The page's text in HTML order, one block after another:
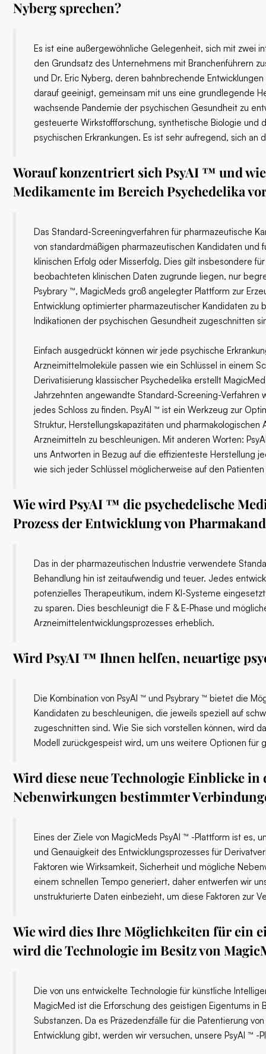
Nyberg sprechen?
Es ist eine außergewöhnliche Gelegenheit, sich mit zwei
den Grundsatz des Unternehmens mit Branchenführern
und Dr. Eric Nyberg, deren bahnbrechende
darauf geeinigt, gemeinsam mit uns eine grundlegende
wachsende Pandemie der psychischen Gesundheit zu
gesteuerte Wirkstoffforschung, synthetische Biologie und
psychischen Erkrankungen. Es ist sehr aufregend, sich
Worauf konzentriert sich PsyAI ™ und
Medikamente im Bereich Psychedelika
Das Standard-Screeningverfahren für pharmazeutische
von standardmäßigen pharmazeutischen Kandidaten
klinischen Erfolg oder Misserfolg. Dies gilt insbesondere
beobachteten klinischen Daten zugrunde liegen, nur
Psybrary ™, MagicMeds groß angelegter Plattform zur
Entwicklung optimierter pharmazeutischer Kandidaten
Indikationen der psychischen Gesundheit zugeschnitten
Einfach ausgedrückt können wir jede psychische
Arzneimittelmoleküle passen wie ein Schlüssel in einem
Derivatisierung klassischer Psychedelika erstellt
Jahrzehnten angewandte Standard-Screening-
jedes Schloss zu finden. PsyAI ™ ist ein Werkzeug zur
Struktur, Herstellungskapazitäten und
Arzneimitteln zu beschleunigen. Mit anderen Worten:
uns Antworten in Bezug auf die effizienteste Herstellung
wie sich jeder Schlüssel möglicherweise auf den
Wie wird PsyAI ™ die psychedelische
Prozess der Entwicklung von
Das in der pharmazeutischen Industrie verwendete
Behandlung hin ist zeitaufwendig und teuer. Jedes
potenzielles Therapeutikum, indem KI-Systeme
zu sparen. Dies beschleunigt die F & E-Phase und
Arzneimittelentwicklungsprozesses erheblich.
Wird PsyAI ™ Ihnen helfen, neuartige
Die Kombination von PsyAI ™ und Psybrary ™ bietet die
Kandidaten zu beschleunigen, die jeweils speziell auf
zugeschnitten sind. Wie Sie sich vorstellen können, wird
Modell zurückgespeist wird, um uns weitere Optionen für
Wird diese neue Technologie Einblicke
Nebenwirkungen bestimmter
Eines der Ziele von MagicMeds PsyAI ™ -Plattform ist es,
und Genauigkeit des Entwicklungsprozesses für
Faktoren wie Wirksamkeit, Sicherheit und mögliche
einem schnellen Tempo generiert, daher entwerfen wir
unstrukturierte Daten einbezieht, um diese Faktoren zur
Wie wird dies Ihre Möglichkeiten für ein
wird die Technologie im Besitz von
Die von uns entwickelte Technologie für künstliche
MagicMed ist die Erforschung des geistigen Eigentums
Substanzen. Da es Präzedenzfälle für die Patentierung
Entwicklung gibt, werden wir versuchen, unsere PsyAI ™